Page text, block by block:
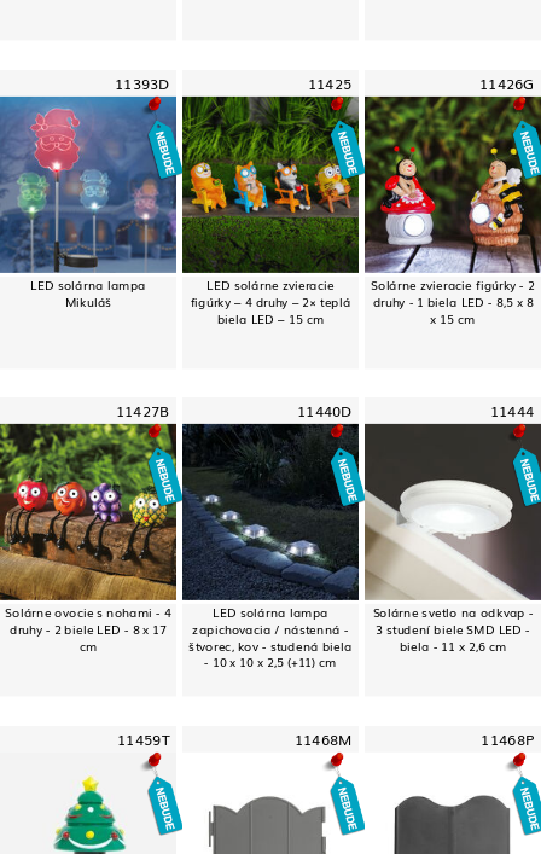
11393D
LED solárna lampa
Mikuláš
11425
LED solárne zvieracie
figúrky – 4 druhy – 2× teplá
biela LED – 15 cm
11426G
Solárne zvieracie figúrky - 2
druhy - 1 biela LED - 8,5 x 8
x 15 cm
11427B
Solárne ovocie s nohami - 4
druhy - 2 biele LED - 8 x 17
cm
11440D
LED solárna lampa
zapichovacia / nástenná -
štvorec, kov - studená biela
- 10 x 10 x 2,5 (+11) cm
11444
Solárne svetlo na odkvap -
3 studení biele SMD LED -
biela - 11 x 2,6 cm
11459T 11468M 11468P